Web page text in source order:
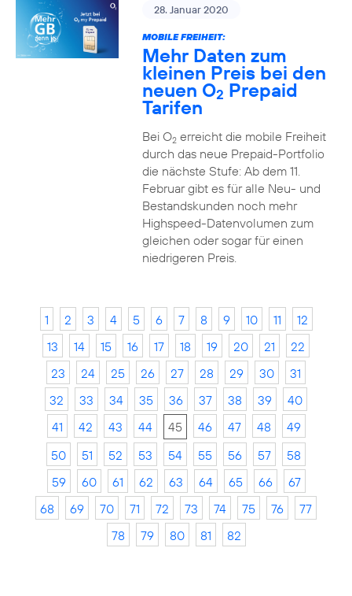
28. Januar 2020
MOBILE FREIHEIT:
Mehr Daten zum
kleinen Preis bei den
neuen O2 Prepaid
Tarifen
Bei O2erreicht die mobile Freiheit
durch das neue Prepaid-Portfolio
die nächste Stufe: Ab dem 11.
Februar gibt es für alle Neu- und
Bestandskunden noch mehr
Highspeed-Datenvolumen zum
gleichen oder sogar für einen
niedrigeren Preis.
1 2 3 4 5 6 7 8 9 10 11
12
13
14 15 16 17 18 19 20 21
22
23
24 25 26 27 28 29 30
31
32
33 34 35 36 37 38 39
40
41
42 43 44 45 46 47 48
49
50
51 52 53 54 55 56 57
58
59
60 61 62 63 64 65 66
67
68
69 70 71 72 73 74 75 76
77
78
79 80 81 82